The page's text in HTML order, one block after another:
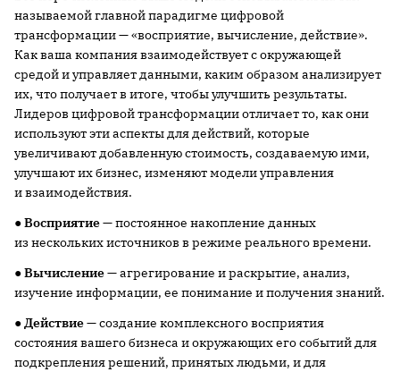
называемой главной парадигме цифровой
трансформации — «восприятие, вычисление, действие».
Как ваша компания взаимодействует с окружающей
средой и управляет данными, каким образом анализирует
их, что получает в итоге, чтобы улучшить результаты.
Лидеров цифровой трансформации отличает то, как они
используют эти аспекты для действий, которые
увеличивают добавленную стоимость, создаваемую ими,
улучшают их бизнес, изменяют модели управления
и взаимодействия.
●Восприятие— постоянное накопление данных
из нескольких источников в режиме реального времени.
●Вычисление— агрегирование и раскрытие, анализ,
изучение информации, ее понимание и получения знаний.
●Действие— создание комплексного восприятия
состояния вашего бизнеса и окружающих его событий для
подкрепления решений, принятых людьми, и для